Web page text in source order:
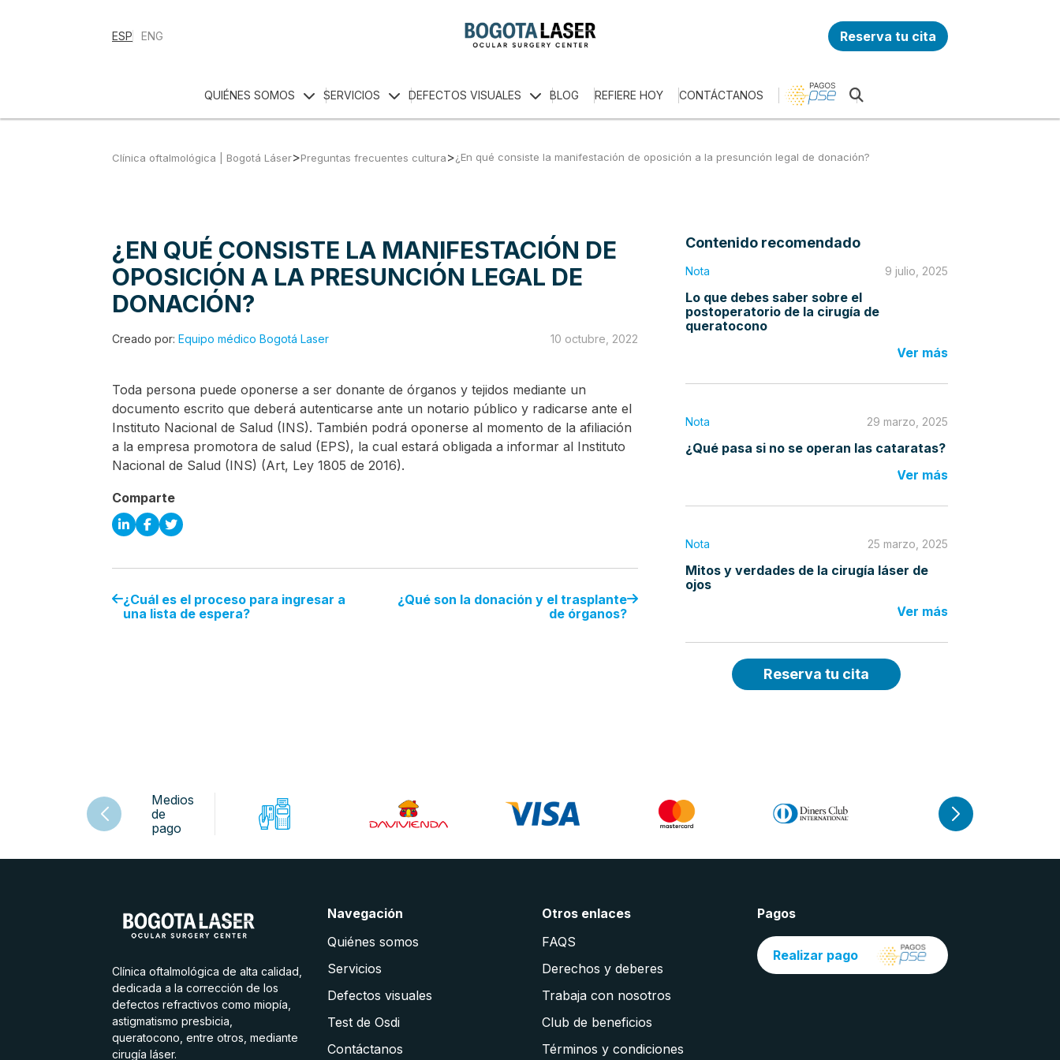
ESP ENG Reserva tu cita
QUIÉNES SOMOS SERVICIOS DEFECTOS VISUALES BLOG REFIERE HOY CONTÁCTANOS
Clínica oftalmológica | Bogotá Láser>Preguntas frecuentes cultura>¿En qué consiste la manifestación de oposición a la presunción legal de donación?
¿EN QUÉ CONSISTE LA MANIFESTACIÓN DE
OPOSICIÓN A LA PRESUNCIÓN LEGAL DE
DONACIÓN?
Creado por: Equipo médico Bogotá Laser 10 octubre, 2022
Toda persona puede oponerse a ser donante de órganos y tejidos mediante un
documento escrito que deberá autenticarse ante un notario público y radicarse ante el
Instituto Nacional de Salud (INS). También podrá oponerse al momento de la afiliación
a la empresa promotora de salud (EPS), la cual estará obligada a informar al Instituto
Nacional de Salud (INS) (Art, Ley 1805 de 2016).
Comparte
¿Cuál es el proceso para ingresar a
una lista de espera?
¿Qué son la donación y el trasplante
de órganos?
Contenido recomendado
Nota 9 julio, 2025
Lo que debes saber sobre el
postoperatorio de la cirugía de
queratocono
Ver más
Nota 29 marzo, 2025
¿Qué pasa si no se operan las cataratas?
Ver más
Nota 25 marzo, 2025
Mitos y verdades de la cirugía láser de
ojos
Ver más
Reserva tu cita
Medios
de
pago
Clínica oftalmológica de alta calidad,
dedicada a la corrección de los
defectos refractivos como miopía,
astigmatismo presbicia,
queratocono, entre otros, mediante
cirugía láser.
Navegación
Quiénes somos
Servicios
Defectos visuales
Test de Osdi
Contáctanos
Otros enlaces
FAQS
Derechos y deberes
Trabaja con nosotros
Club de beneficios
Términos y condiciones
Pagos
Realizar pago